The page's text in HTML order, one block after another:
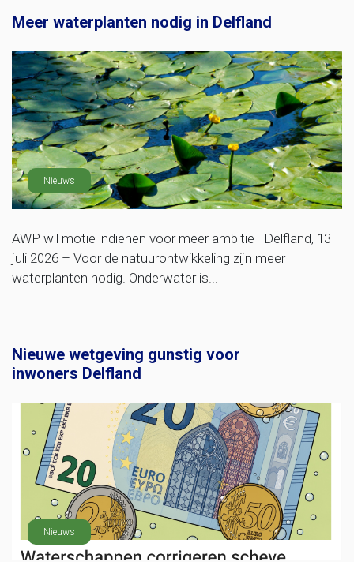
Meer waterplanten nodig in Delfland
Nieuws
AWP wil motie indienen voor meer ambitie Delfland, 13
juli 2026 – Voor de natuurontwikkeling zijn meer
waterplanten nodig. Onderwater is...
Nieuwe wetgeving gunstig voor
inwoners Delfland
Nieuws